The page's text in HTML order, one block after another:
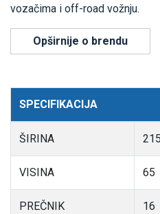
vozačima i off-road vožnju.
Opširnije o brendu
SPECIFIKACIJA
ŠIRINA 215
VISINA 65
PREČNIK 16